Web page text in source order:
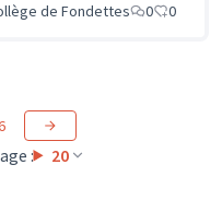
de Fondettes 0 0
: 20